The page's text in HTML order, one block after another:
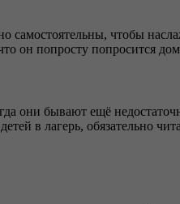
самостоятельны, чтобы
он попросту попросится
они бывают ещё
в лагерь, обязательно